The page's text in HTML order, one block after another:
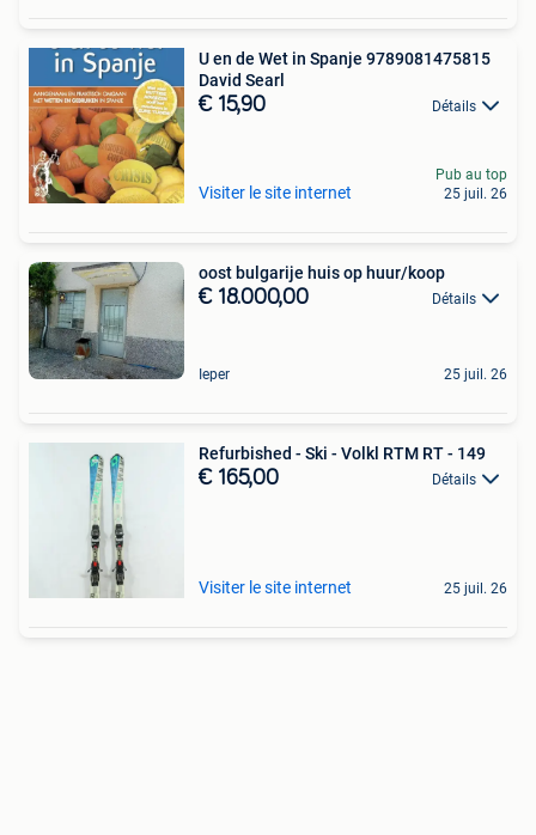
U en de Wet in Spanje 9789081475815
David Searl
€ 15,90 Détails
Visiter le site internet
Pub au top
25 juil. 26
oost bulgarije huis op huur/koop
€ 18.000,00 Détails
Ieper 25 juil. 26
Refurbished - Ski - Volkl RTM RT - 149
€ 165,00 Détails
Visiter le site internet 25 juil. 26